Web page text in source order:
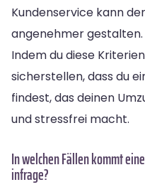
Kundenservice kann
angenehmer gestalten.
Indem du diese
sicherstellen, dass du
findest, das deinen
und stressfrei macht.
In welchen Fällen kommt
infrage?